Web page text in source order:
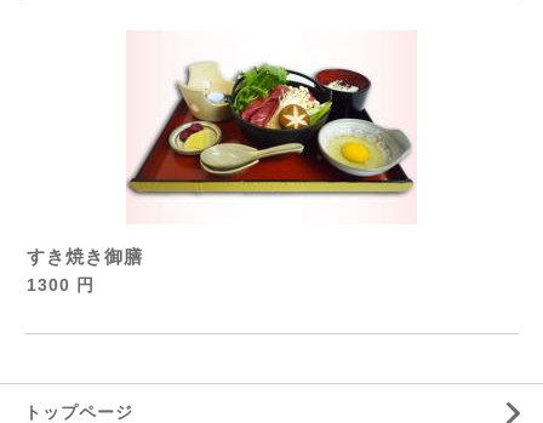
すき焼き御膳
1300 円
トップページ